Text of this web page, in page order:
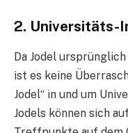
2. Universitäts-
Da Jodel
ist es keine
Jodel“ in und um
Jodels können sich